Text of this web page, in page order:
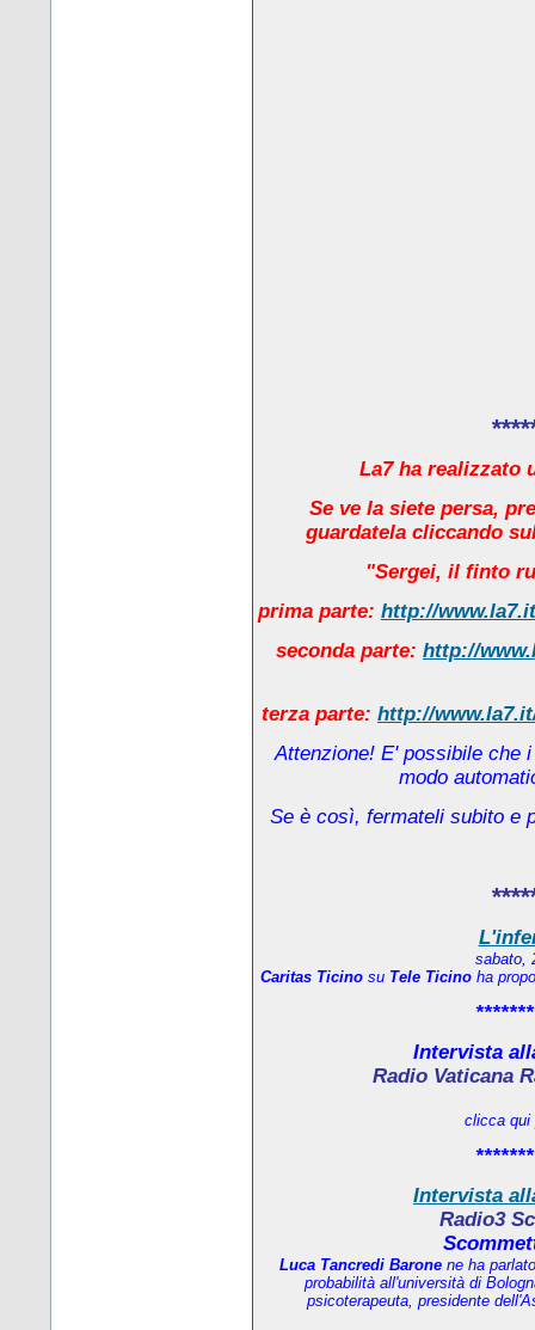
La7 ha realizzato
Se ve la siete persa,
guardatela cliccando
"Sergei, il finto
prima parte: http://
seconda parte: http://
terza parte: http://
Attenzione! E' possibile che
modo
Se è così, fermateli subito e
sabato,
Caritas Ticinosu Tele Ticinoha
Intervista
Radio Vaticana
clicca
Intervista
Radio3
Luca Tancredi Barone ne ha
probabilità all'università di
psicoterapeuta, presidente